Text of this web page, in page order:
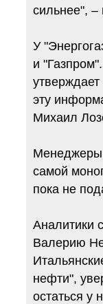
сильнее", –
У
и
эту
Михаил
Менеджеры
самой
пока не
Аналитики
Валерию
нефти",
остаться у